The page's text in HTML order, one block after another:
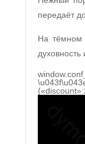
передаёт
На тёмном